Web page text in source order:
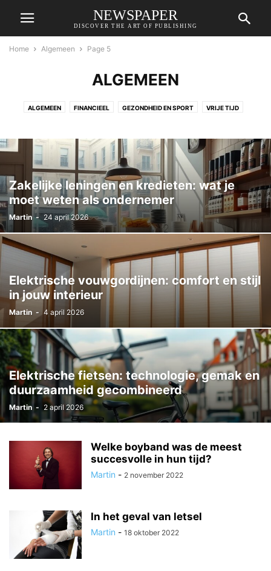
NEWSPAPER
DISCOVER THE ART OF PUBLISHING
Home Algemeen Page 5
ALGEMEEN
ALGEMEEN FINANCIEEL GEZONDHEID EN SPORT VRIJE TIJD
Zakelijke leningen en kredieten: wat je
moet weten als ondernemer
Martin - 24 april 2026
Elektrische vouwgordijnen: comfort en stijl
in jouw interieur
Martin - 4 april 2026
Elektrische fietsen: technologie, gemak en
duurzaamheid gecombineerd
Martin - 2 april 2026
Welke boyband was de meest
succesvolle in hun tijd?
Martin - 2 november 2022
In het geval van letsel
Martin - 18 oktober 2022